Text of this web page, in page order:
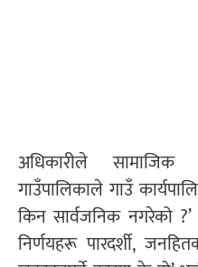
अधिकारीले
गाउँपालिकाले गाउँ
किन सार्वजनिक नगरेको ?’
निर्णयहरू पारदर्शी,